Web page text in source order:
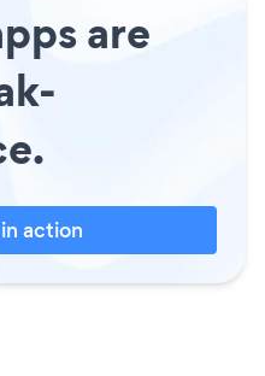
are
action